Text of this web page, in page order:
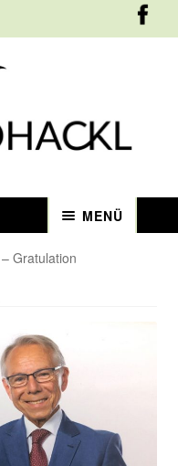
MENÜ
Gratulation